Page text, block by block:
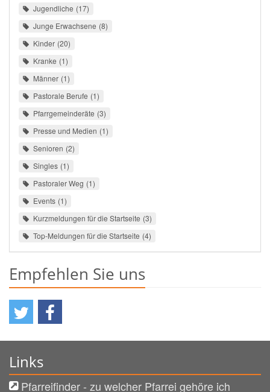
Jugendliche 17
Junge Erwachsene 8
Kinder 20
Kranke 1
Männer 1
Pastorale Berufe 1
Pfarrgemeinderäte 3
Presse und Medien 1
Senioren 2
Singles 1
Pastoraler Weg 1
Events 1
Kurzmeldungen für die Startseite 3
Top-Meldungen für die Startseite 4
Empfehlen Sie uns
Links
Pfarreifinder - zu welcher Pfarrei gehöre ich